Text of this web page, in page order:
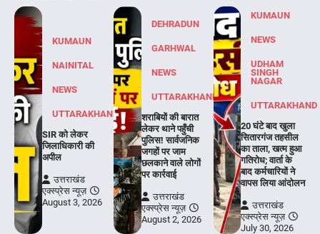
KUMAUN
NAINITAL
NEWS
UTTARAKHAND
SIR को लेकर
जिलाधिकारी की
अपील
उत्तराखंड
एक्स्प्रेस न्यूज़
August 3, 2026
DEHRADUN
GARHWAL
NEWS
UTTARAKHAND
शराबियों की बारात
लेकर थाने पहुँची
पुलिस! सार्वजनिक
जगहों पर जाम
छलकाने वाले लोगों
पर कार्रवाई
उत्तराखंड
एक्स्प्रेस न्यूज़
August 2, 2026
KUMAUN
NEWS
UDHAM
SINGH
NAGAR
UTTARAKHAND
20 घंटे बाद खुला
सितारगंज तहसील
का ताला, खत्म हुआ
गतिरोध; वार्ता के
बाद कर्मचारियों ने
वापस लिया आंदोलन
उत्तराखंड
एक्स्प्रेस न्यूज़
July 30, 2026